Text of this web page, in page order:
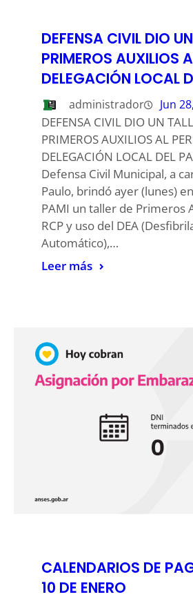
DEFENSA CIVIL DIO
PRIMEROS AUXILIOS
DELEGACIÓN LOCAL
administrador Jun
DEFENSA CIVIL DIO UN
PRIMEROS AUXILIOS AL
DELEGACIÓN LOCAL DEL
Defensa Civil Municipal, a
Paulo, brindó ayer (lunes)
PAMI un taller de Primeros
RCP y uso del DEA
Automático),…
Leer más
CALENDARIOS DE
10 DE ENERO